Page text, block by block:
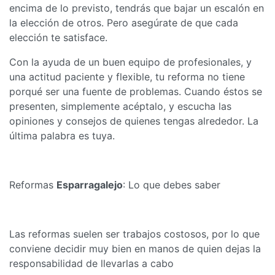
encima de lo previsto, tendrás que bajar un escalón en
la elección de otros. Pero asegúrate de que cada
elección te satisface.
Con la ayuda de un buen equipo de profesionales, y
una actitud paciente y flexible, tu reforma no tiene
porqué ser una fuente de problemas. Cuando éstos se
presenten, simplemente acéptalo, y escucha las
opiniones y consejos de quienes tengas alrededor. La
última palabra es tuya.
Reformas Esparragalejo: Lo que debes saber
Las reformas suelen ser trabajos costosos, por lo que
conviene decidir muy bien en manos de quien dejas la
responsabilidad de llevarlas a cabo